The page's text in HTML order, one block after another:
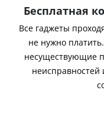
Бесплатная
Все гаджеты
не нужно
несуществующие
неисправностей